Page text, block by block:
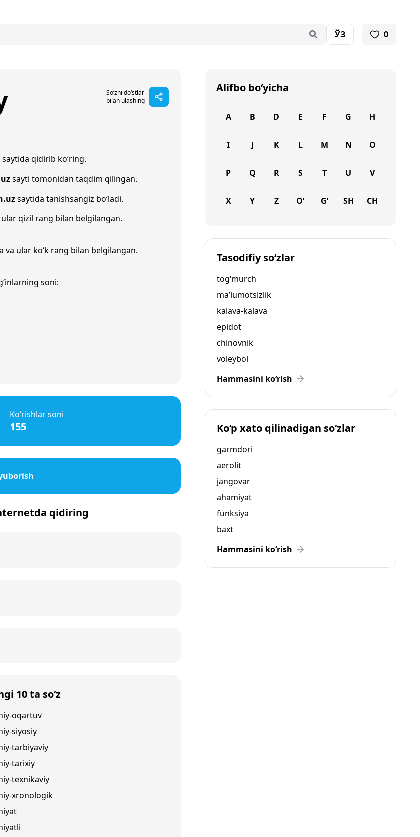
ЎЗ 0
So‘zni do‘stlar
bilan ulashing
saytida qidirib ko‘ring.
sayti tomonidan taqdim qilingan.
saytida tanishsangiz bo‘ladi.
ular qizil rang bilan belgilangan.
va ular ko‘k rang bilan belgilangan.
soni:
Ko‘rishlar soni
155
qidiring
10 ta so‘z
oqartuv
siyosiy
tarbiyaviy
tarixiy
texnikaviy
xronologik
Alifbo bo‘yicha
A B D E F G H
I J K L M N O
P Q R S T U V
X Y Z O‘ G‘ SH CH
Tasodifiy so‘zlar
tog‘murch
ma’lumotsizlik
kalava-kalava
epidot
chinovnik
voleybol
Hammasini ko‘rish
Ko‘p xato qilinadigan so‘zlar
garmdori
aerolit
jangovar
ahamiyat
funksiya
baxt
Hammasini ko‘rish